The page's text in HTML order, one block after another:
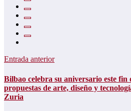
Entrada anterior
Bilbao celebra su aniversario este fin
propuestas de arte, diseño y
Zuria